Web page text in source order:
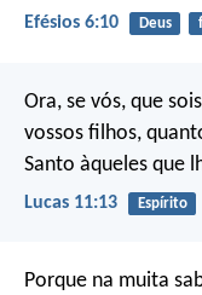
Efésios 6:10 Deus
Ora, se vós, que
vossos filhos,
Santo àqueles que
Lucas 11:13 Espírito
Porque na muita